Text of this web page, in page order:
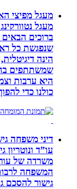
מעגל מפיצי האור
מעגל נטוורקינג -
ברוכים הבאים
שנפגשת כל ראשון
הינה דיגיטלית,
שמשתתפים בה :
היא ערבות
כולנו כדי להפוך
דיני משפחה גישור,
עו”ד ונוטריון
משרדה של עורכת
המשפחה לרבות:
גישור להסכם